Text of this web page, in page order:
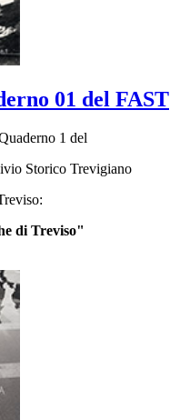
01 del FAST
1 del
Storico Trevigiano
di Treviso"